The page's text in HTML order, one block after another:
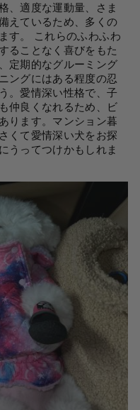
、適度な運動量、さま
えているため、多くの
す。
これらのふわふわ
ることなく喜びをもた
定期的なグルーミング
ングにはある程度の忍
。愛情深い性格で、子
仲良くなれるため、ビ
ります。マンション暮
くて愛情深い犬をお探
うってつけかもしれま